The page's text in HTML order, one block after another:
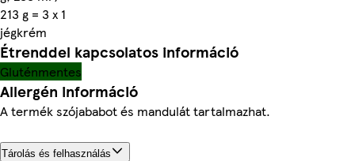
213 g = 3 x 1
jégkrém
Étrenddel kapcsolatos információ
Gluténmentes
Allergén információ
A termék szójababot és mandulát tartalmazhat.
Tárolás és felhasználás